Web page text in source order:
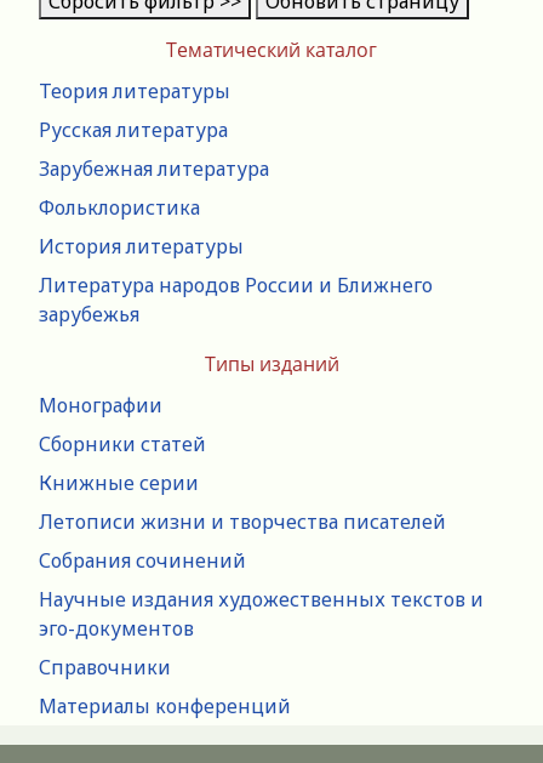
Тематический каталог
Теория литературы
Русская литература
Зарубежная литература
Фольклористика
История литературы
Литература народов России и Ближнего
зарубежья
Типы изданий
Монографии
Сборники статей
Книжные серии
Летописи жизни и творчества писателей
Собрания сочинений
Научные издания художественных текстов и
эго-документов
Справочники
Материалы конференций